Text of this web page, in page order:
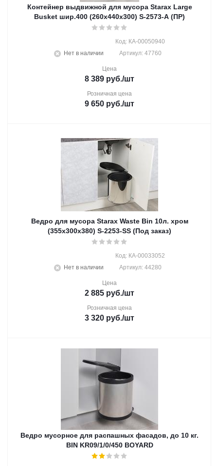
Контейнер выдвижной для мусора Starax Large
Busket шир.400 (260х440х300) S-2573-A (ПР)
Нет в наличии
Код: КА-00050940
Артикул: 47760
Цена
8 389 руб./шт
Розничная цена
9 650 руб./шт
Ведро для мусора Starax Waste Bin 10л. хром
(355x300x380) S-2253-SS (Под заказ)
Нет в наличии
Код: КА-00033052
Артикул: 44280
Цена
2 885 руб./шт
Розничная цена
3 320 руб./шт
Ведро мусорное для распашных фасадов, до 10 кг.
BIN KR09/1/0/450 BOYARD